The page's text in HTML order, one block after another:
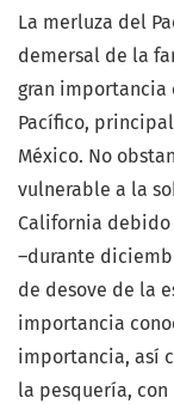
La merluza del
demersal de la
gran importancia
Pacífico,
México. No
vulnerable a la
California debido
―durante
de desove de la
importancia
importancia, así
la pesquería,